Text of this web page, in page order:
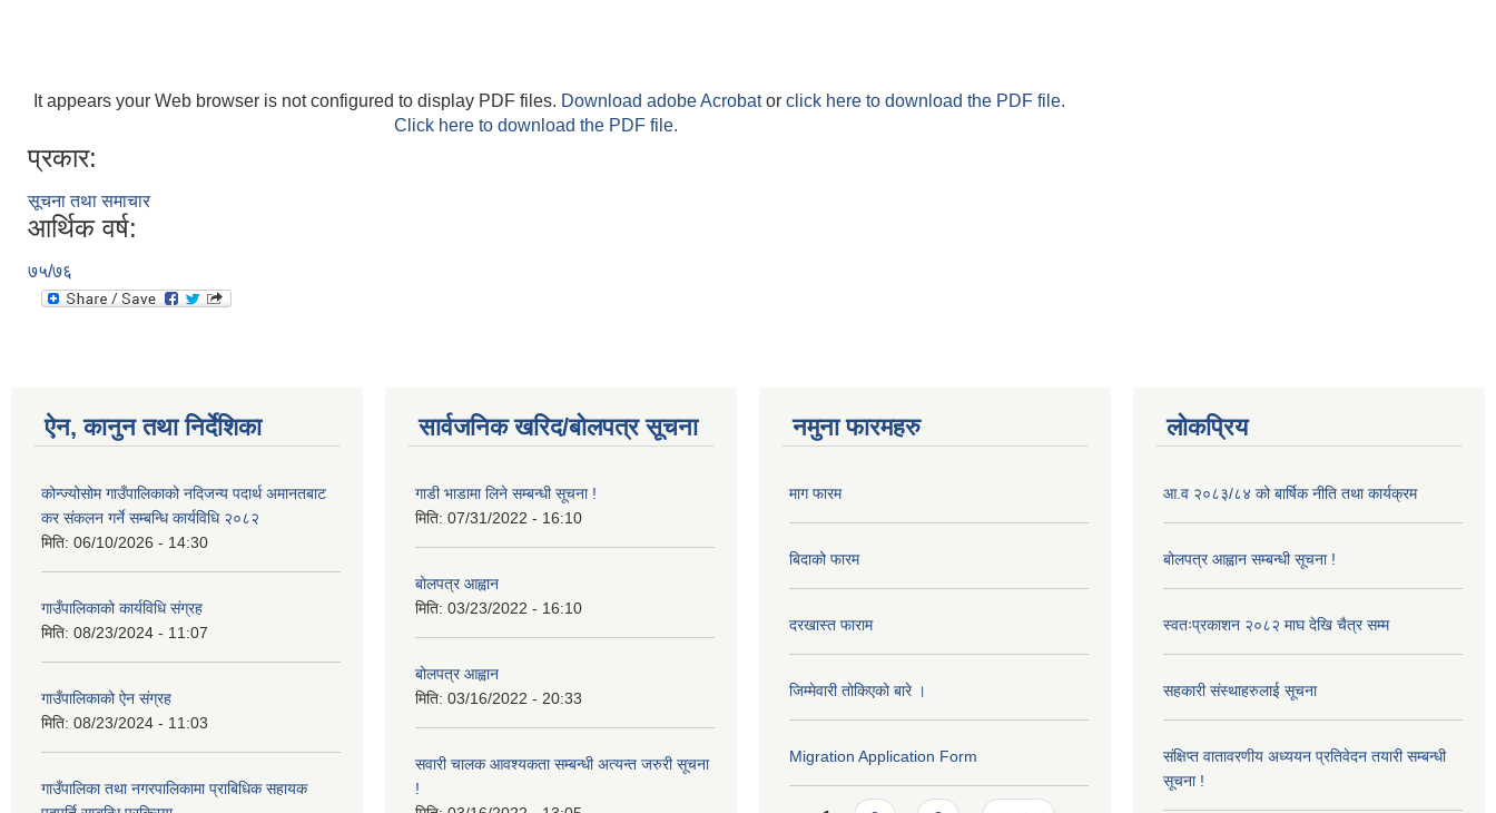
It appears your Web browser is not configured to display PDF files. Download adobe Acrobator click here to download the PDF file.
Click here to download the PDF file.
प्रकार:
सूचना तथा समाचार
आर्थिक वर्ष:
७५/७६
ऐन, कानुन तथा निर्देशिका
कोन्ज्योसोम गाउँपालिकाको नदिजन्य पदार्थ अमानतबाट
कर संकलन गर्ने सम्बन्धि कार्यविधि २०८२
मिति: 06/10/2026 - 14:30
गाउँपालिकाको कार्यविधि संग्रह
मिति: 08/23/2024 - 11:07
गाउँपालिकाको ऐन संग्रह
मिति: 08/23/2024 - 11:03
गाउँपालिका तथा नगरपालिकामा प्राबिधिक सहायक
सार्वजनिक खरिद/बोलपत्र सूचना
गाडी भाडामा लिने सम्बन्धी सूचना !
मिति: 07/31/2022 - 16:10
बोलपत्र आह्वान
मिति: 03/23/2022 - 16:10
बोलपत्र आह्वान
मिति: 03/16/2022 - 20:33
सवारी चालक आवश्यकता सम्बन्धी अत्यन्त जरुरी सूचना
!
नमुना फारमहरु
माग फारम
बिदाको फारम
दरखास्त फाराम
जिम्मेवारी तोकिएको बारे ।
Migration Application Form
लोकप्रिय
आ.व २०८३/८४ को बार्षिक नीति तथा कार्यक्रम
बोलपत्र आह्वान सम्बन्धी सूचना !
स्वतःप्रकाशन २०८२ माघ देखि चैत्र सम्म
सहकारी संस्थाहरुलाई सूचना
संक्षिप्त वातावरणीय अध्ययन प्रतिवेदन तयारी सम्बन्धी
सूचना !